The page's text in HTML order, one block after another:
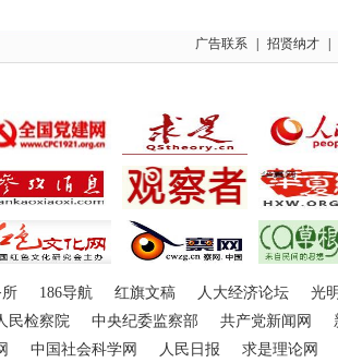
广告联系 招贤纳才
186导航 红旗文稿 人大经济论坛
光
民检察院 中央纪委监察部 共产党新闻网
中国社会科学网 人民日报 求是理论网